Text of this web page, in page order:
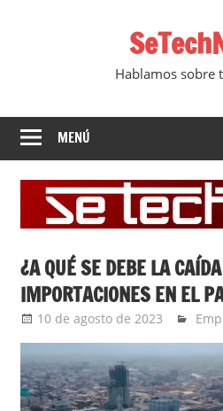
Hablamos sobre
MENÚ
¿A QUÉ SE DEBE LA
IMPORTACIONES EN EL
10 de agosto de 2023